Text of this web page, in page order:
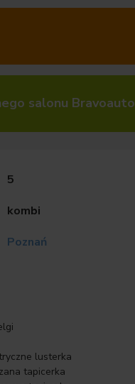
salonu Bravoauto
5
kombi
Poznań
lusterka
tapicerka